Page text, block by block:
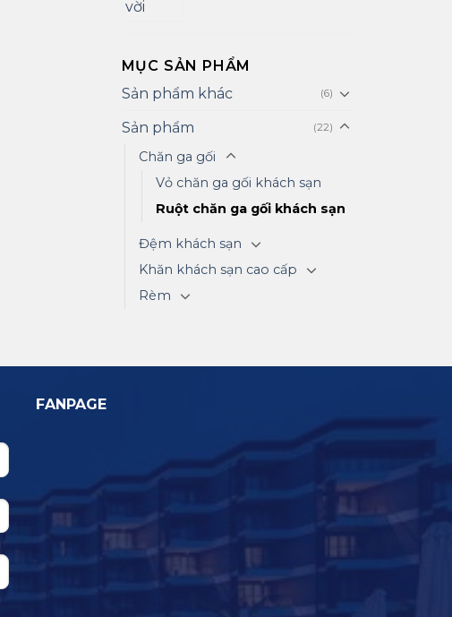
MỤC SẢN PHẨM
Sản phẩm khác
(6)
Sản phẩm (22)
Chăn ga gối
Vỏ chăn ga gối khách sạn
Ruột chăn ga gối khách sạn
Đệm khách sạn
Khăn khách sạn cao cấp
Rèm
FANPAGE